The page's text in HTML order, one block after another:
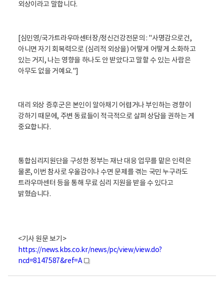
외상이라고 말합니다.
[심민영/국가트라우마센터장/정신건강전문의 : "사명감으로건,
아니면 자기 회복력으로 (심리적 외상을) 어떻게 어떻게 소화하고
있는 거지, 나는 영향을 하나도 안 받았다고 말할 수 있는 사람은
아무도 없을 거예요."]
대리 외상 증후군은 본인이 알아채기 어렵거나 부인하는 경향이
강하기 때문에, 주변 동료들이 적극적으로 살펴 상담을 권하는 게
중요합니다.
통합심리지원단을 구성한 정부는 재난 대응 업무를 맡은 인력은
물론, 이번 참사로 우울감이나 수면 문제를 겪는 국민 누구라도
트라우마센터 등을 통해 무료 심리 지원을 받을 수 있다고
밝혔습니다.
<기사 원문 보기>
https://news.kbs.co.kr/news/pc/view/view.do?
ncd=8147587&ref=A 새
창